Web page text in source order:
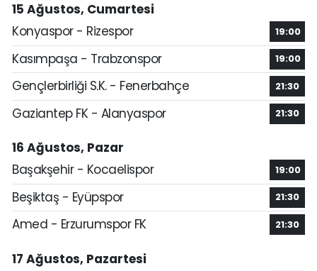
15 Ağustos, Cumartesi
Konyaspor - Rizespor
19:00
Kasımpaşa - Trabzonspor 19:00
Gençlerbirliği S.K. - Fenerbahçe 21:30
Gaziantep FK - Alanyaspor 21:30
16 Ağustos, Pazar
Başakşehir - Kocaelispor
19:00
Beşiktaş - Eyüpspor 21:30
Amed - Erzurumspor FK 21:30
17 Ağustos, Pazartesi